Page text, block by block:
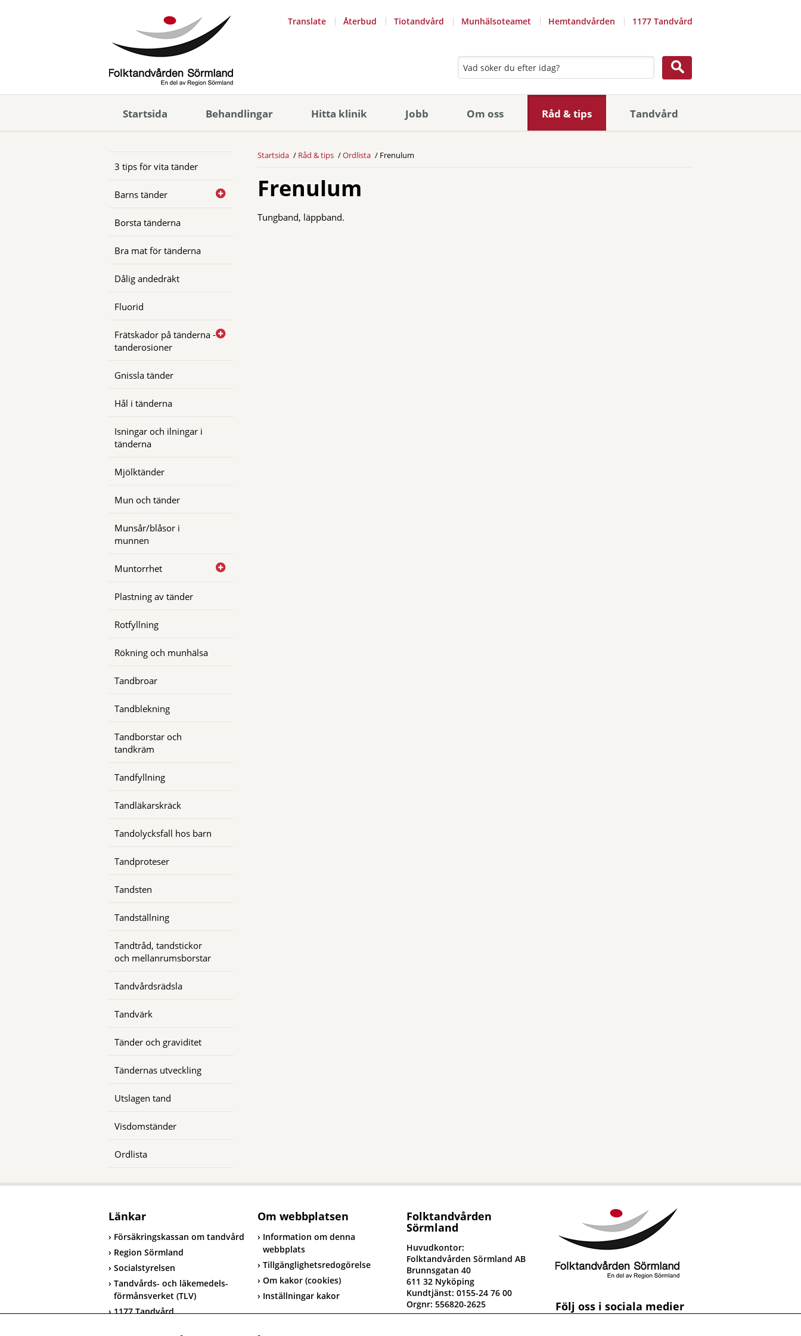
Translate Återbud Tiotandvård Munhälsoteamet Hemtandvården 1177 Tandvård
Startsida Behandlingar Hitta klinik Jobb Om oss Råd & tips Tandvård
3 tips för vita tänder
Barns tänder
Borsta tänderna
Bra mat för tänderna
Dålig andedräkt
Fluorid
Frätskador på tänderna -
tanderosioner
Gnissla tänder
Hål i tänderna
Isningar och ilningar i
tänderna
Mjölktänder
Mun och tänder
Munsår/blåsor i
munnen
Muntorrhet
Plastning av tänder
Rotfyllning
Rökning och munhälsa
Tandbroar
Tandblekning
Tandborstar och
tandkräm
Tandfyllning
Tandläkarskräck
Tandolycksfall hos barn
Tandproteser
Tandsten
Tandställning
Tandtråd, tandstickor
och mellanrumsborstar
Tandvårdsrädsla
Tandvärk
Tänder och graviditet
Tändernas utveckling
Utslagen tand
Visdomständer
Ordlista
Startsida Råd & tips Ordlista Frenulum
Frenulum
Tungband, läppband.
Länkar
Försäkringskassan om tandvård
Region Sörmland
Socialstyrelsen
Tandvårds- och läkemedels-
förmånsverket (TLV)
1177 Tandvård
Om webbplatsen
Information om denna
webbplats
Tillgänglighetsredogörelse
Om kakor (cookies)
Inställningar kakor
Folktandvården
Sörmland
Huvudkontor:
Folktandvården Sörmland AB
Brunnsgatan 40
611 32 Nyköping
Kundtjänst: 0155-24 76 00
Orgnr: 556820-2625
Följ oss i sociala medier